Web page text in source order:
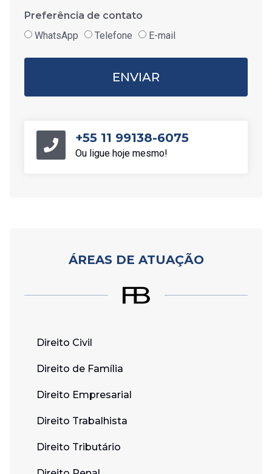
Preferência de contato
WhatsApp
Telefone E-mail
ENVIAR
+55 11 99138-6075
Ou ligue hoje mesmo!
ÁREAS DE ATUAÇÃO
Direito Civil
Direito de Família
Direito Empresarial
Direito Trabalhista
Direito Tributário